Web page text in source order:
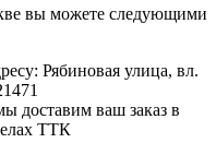
вы можете следующими
Рябиновая улица, вл.
доставим ваш заказ в
ТТК